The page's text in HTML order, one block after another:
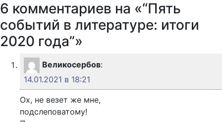
6 комментариев на «“Пять
событий в литературе: итоги
2020 года”»
Великосербов:
14.01.2021 в 18:21
Ох, не везет же мне,
подслеповатому!